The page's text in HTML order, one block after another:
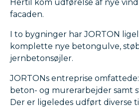
Hertil kom udførelse af nye
facaden.
I to bygninger har JORTON
komplette nye betongulve,
jernbetonsøjler.
JORTONs entreprise
beton- og murerarbejder samt
Der er ligeledes udført diverse